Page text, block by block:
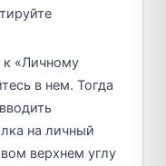
к «Личному
в нем. Тогда
на личный
верхнем углу